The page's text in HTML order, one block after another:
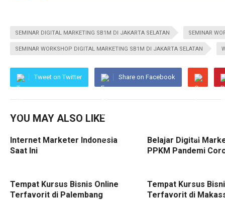
SEMINAR DIGITAL MARKETING SB1M DI JAKARTA SELATAN SEMINAR
SEMINAR WORKSHOP DIGITAL MARKETING SB1M DI JAKARTA SELATAN
Tweet on Twitter Share on Facebook
YOU MAY ALSO LIKE
Internet Marketer Indonesia
Saat Ini
Belajar Digital
PPKM Pandemi
Tempat Kursus Bisnis Online
Terfavorit di Palembang
Tempat Kursus
Terfavorit di